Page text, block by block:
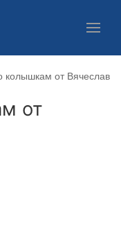
колышкам от Вячеслав
от